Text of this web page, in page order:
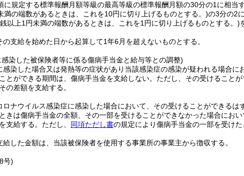
に規定する標準報酬月額等級の最高等級の標準報酬月額の30分の1に相当
満の端数があるときは、これを10円に切り上げるものとする。)の3分の2
以上1円未満の端数があるときは、これを1円に切り上げるものとする。)
支給を始めた日から起算して1年6月を超えないものとする。
染した被保険者等に係る傷病手当金と給与等との調整)
染した場合又は発熱等の症状があり当該感染症の感染が疑われる場合
とができる期間は、傷病手当金を支給しない。 ただし、その受けることが
の差額を支給する。
ロナウイルス感染症に感染した場合において、その受けることができる
きは傷病手当金の全額、その一部を受けることができなかった場合にお
支給する。 ただし、 同項ただし書の規定により傷病手当金の一部を受け
した金額は、当該被保険者を使用する事業所の事業主から徴収する。
号)